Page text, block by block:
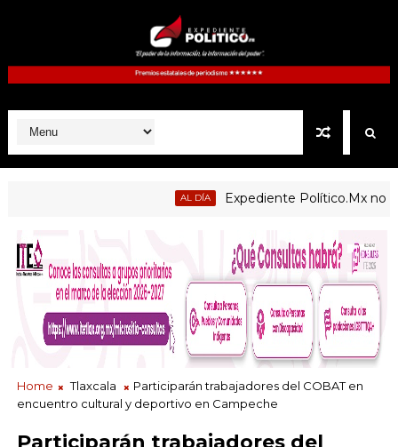
Expediente Político.Mx no 1126
Home Tlaxcala
Participarán trabajadores del COBAT en
encuentro cultural y deportivo en Campeche